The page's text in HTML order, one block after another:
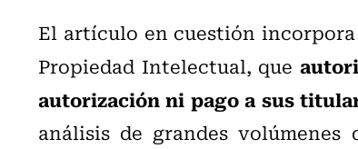
El artículo en cuestión incorpora
Propiedad Intelectual, que
autorización ni pago a sus
análisis de grandes